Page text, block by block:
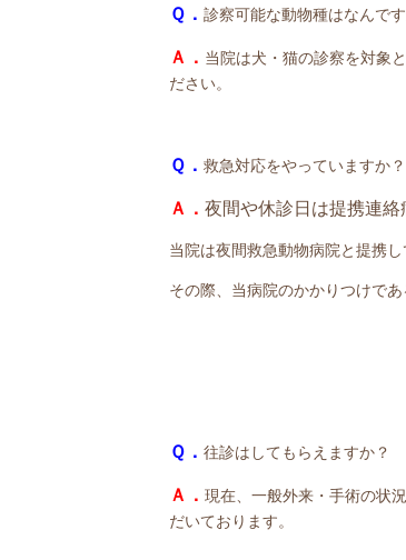
Ｑ． 診察可能な動物種はなんで
Ａ． 当院は犬・猫の診察を対象
ださい。
Ｑ． 救急対応をやっていますか
Ａ． 夜間や休診日は提携連絡
当院は夜間救急動物病院と提携
その際、当病院のかかりつけで
Ｑ． 往診はしてもらえますか？
Ａ． 現在、一般外来・手術の状
だいております。